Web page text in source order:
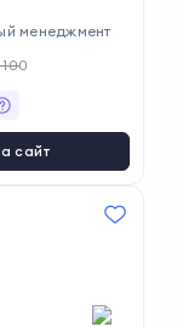
менеджмент
100
сайт